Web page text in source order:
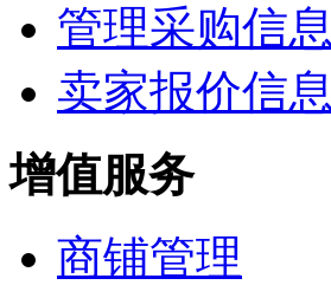
管理采购信息
卖家报价信息
增值服务
商铺管理